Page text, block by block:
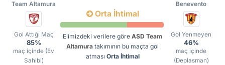
Team Altamura Benevento
Gol Attığı Maç
85%
maç içinde (Ev
Sahibi)
Orta İhtimal
Elimizdeki verilere göre ASD Team
Altamura takımının bu maçta gol
atması Orta İhtimal
Gol Yenmeyen
46%
maç içinde
(Deplasman)